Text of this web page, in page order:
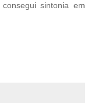
sintonia em